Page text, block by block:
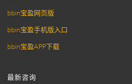
bbin宝盈网页版
bbin宝盈手机版入口
bbin宝盈APP下载
最新咨询